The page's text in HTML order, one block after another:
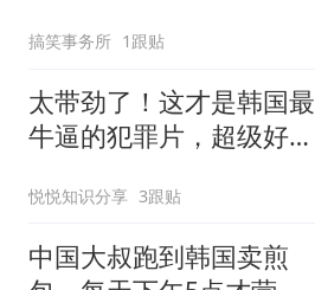
搞笑事务所 1跟贴
太带劲了！这才是韩国最
牛逼的犯罪片，超级好
悦悦知识分享 3跟贴
中国大叔跑到韩国卖煎